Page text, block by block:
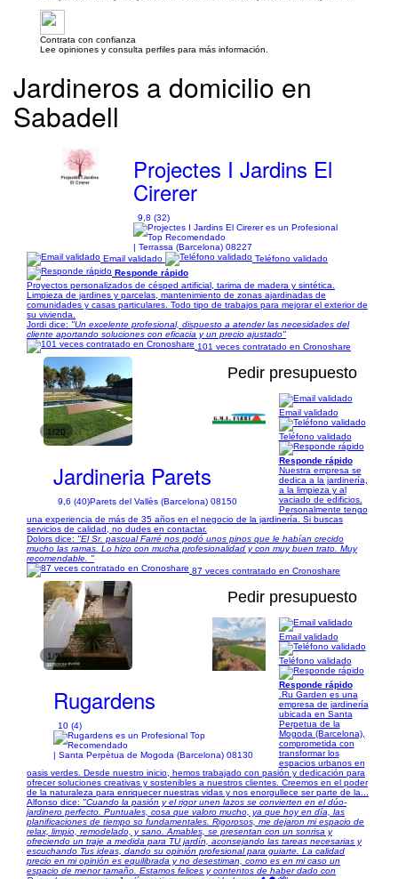
Contrata con confianza
Lee opiniones y consulta perfiles para más información.
Jardineros a domicilio en
Sabadell
Projectes I Jardins El
Cirerer
9,8 (32)
| Terrassa (Barcelona) 08227
Email validado
Teléfono validado
Responde rápido
Proyectos personalizados de césped artificial, tarima de madera y sintética.
Limpieza de jardines y parcelas, mantenimiento de zonas ajardinadas de
comunidades y casas particulares. Todo tipo de trabajos para mejorar el exterior de
su vivienda.
Jordi dice: "Un excelente profesional, dispuesto a atender las necesidades del
cliente aportando soluciones con eficacia y un precio ajustado"
101 veces contratado en Cronoshare
1/20
Pedir presupuesto
Jardineria Parets
9,6 (40)Parets del Vallès (Barcelona) 08150
Email validado
Teléfono validado
Responde rápido
Nuestra empresa se
dedica a la jardinería,
a la limpieza y al
vaciado de edificios.
Personalmente tengo
una experiencia de más de 35 años en el negocio de la jardinería. Si buscas
servicios de calidad, no dudes en contactar.
Dolors dice: "El Sr. pascual Farré nos podó unos pinos que le habían crecido
mucho las ramas. Lo hizo con mucha profesionalidad y con muy buen trato. Muy
recomendable. "
87 veces contratado en Cronoshare
1/51
Pedir presupuesto
Rugardens
10 (4)
| Santa Perpètua de Mogoda (Barcelona) 08130
Email validado
Teléfono validado
Responde rápido
.Ru Garden es una
empresa de jardinería
ubicada en Santa
Perpetua de la
Mogoda (Barcelona),
comprometida con
transformar los
espacios urbanos en
oasis verdes. Desde nuestro inicio, hemos trabajado con pasión y dedicación para
ofrecer soluciones creativas y sostenibles a nuestros clientes. Creemos en el poder
de la naturaleza para enriquecer nuestras vidas y nos enorgullece ser parte de la...
Alfonso dice: "Cuando la pasión y el rigor unen lazos se convierten en el dúo-
jardinero perfecto. Puntuales, cosa que valoro mucho, ya que hoy en día, las
planificaciones de tiempo so fundamentales. Rigorosos, me dejaron mi espacio de
relax, limpio, remodelado, y sano. Amables, se presentan con un sonrisa y
ofreciendo un traje a medida para TU jardín, aconsejando las tareas necesarias y
escuchando Tus ideas, dando su opinión profesional para guiarte. La calidad
precio en mi opinión es equilibrada y no desestiman, como es en mi caso un
espacio de menor tamaño. Estamos felices y contentos de haber dado con